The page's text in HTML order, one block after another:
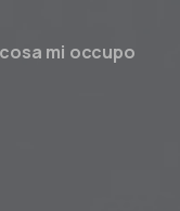
mi occupo